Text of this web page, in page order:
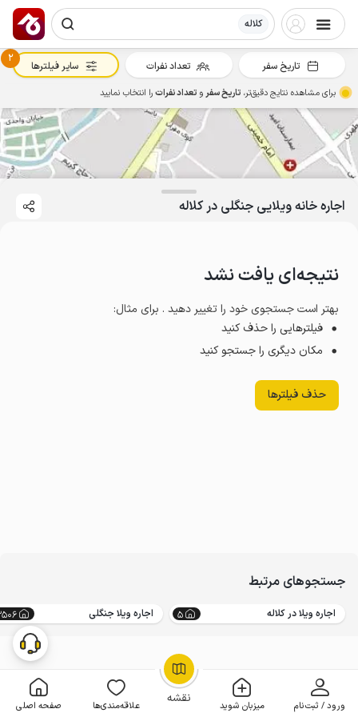
کلاله
نقشه ورود / ثبت‌نام میزبان شوید علاقه‌مندی‌ها صفحه اصلی
OpenStreetMap
اجاره خانه ویلایی جنگلی در کلاله
نتیجه‌ای یافت نشد
بهتر است جستجوی خود را تغییر دهید . برای مثال:
فیلترهایی را حذف کنید
مکان دیگری را جستجو کنید
حذف فیلترها
جستجوهای مرتبط
اجاره ویلا در کلاله 5 اجاره ویلا جنگلی
تاریخ سفر تعداد نفرات
2
سایر فیلترها
برای مشاهده نتایج دقیق‌تر، تاریخ سفرو تعداد نفراترا انتخاب نمایید